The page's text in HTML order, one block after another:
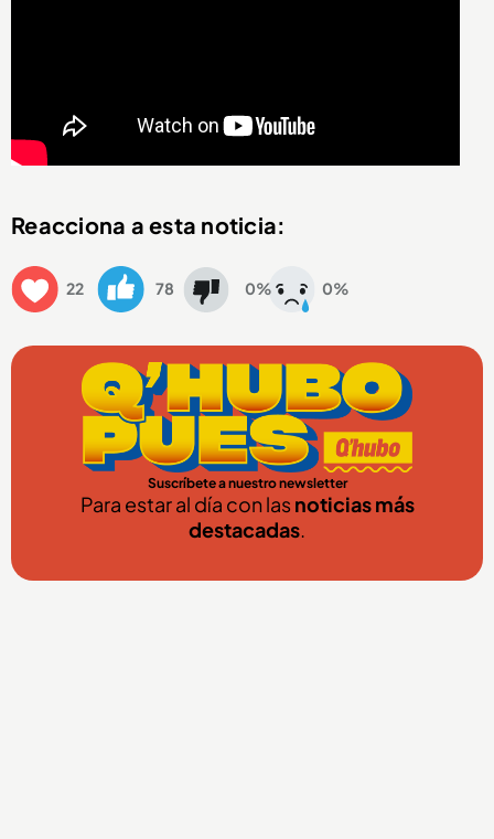
Reacciona a esta noticia:
22 78 0% 0%
Suscríbete a nuestro newsletter
Para estar al día con lasnoticias más
destacadas.